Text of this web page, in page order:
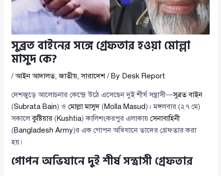
সুব্রত বাইনের সঙ্গে গ্রেফতার হওয়া মোল্লা
মাসুদ কে?
/আইন আদালত,জাতীয়,সারাদেশ/ By Desk Report
দেশজুড়ে আলোচনার কেন্দ্রে উঠে এসেছেন দুই শীর্ষ সন্ত্রাসী—সুব্রত বাইন
(Subrata Bain) ওমোল্লা মাসুদ (Molla Masud)। মঙ্গলবার (২৭ মে)
সকালেকুষ্টিয়ার (Kushtia) কালিশংকরপুর এলাকায়সেনাবাহিনী
(Bangladesh Army)র এক গোপন অভিযানে তাদের গ্রেফতার করা
হয়।
গোপন অভিযানে দুই শীর্ষ সন্ত্রাসী গ্রেফতার